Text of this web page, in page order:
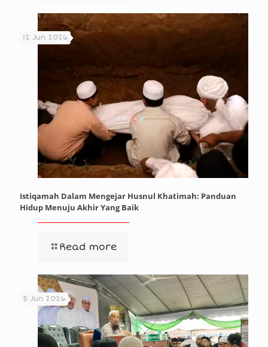
12 Jun 2026
Istiqamah Dalam Mengejar Husnul Khatimah: Panduan
Hidup Menuju Akhir Yang Baik
Read more
5 Jun 2026